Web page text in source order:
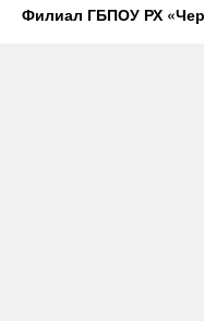
Филиал ГБПОУ РХ